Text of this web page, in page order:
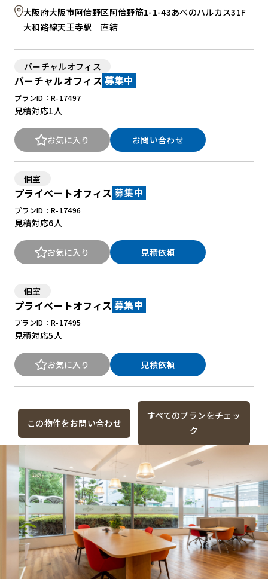
大阪府大阪市阿倍野区阿倍野筋1-1-43あべのハルカス31F
大和路線天王寺駅 直結
バーチャルオフィス
バーチャルオフィス 募集中
プランID：R-17497
見積対応1人
お気に入り お問い合わせ
個室
プライベートオフィス 募集中
プランID：R-17496
見積対応6人
お気に入り 見積依頼
個室
プライベートオフィス 募集中
プランID：R-17495
見積対応5人
お気に入り 見積依頼
この物件をお問い合わせ
すべてのプランをチェッ
ク